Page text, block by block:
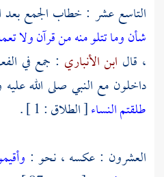
التاسع عشر : خطاب الجمع بعد
شأن وما تتلو منه من قرآن ولا
، قال ابن الأنباري : جمع في
داخلون مع النبي صلى الله
طلقتم النساء[ الطلاق : 1 ] .
العشرون : عكسه ، نحو :